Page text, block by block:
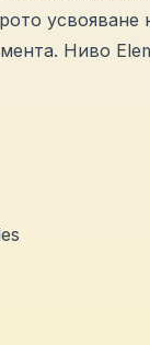
усвояване
Ниво